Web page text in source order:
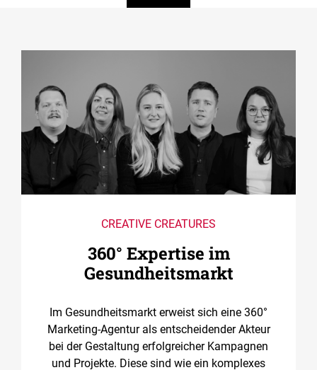
CREATIVE CREATURES
360° Expertise im
Gesundheitsmarkt
Im Gesundheitsmarkt erweist sich eine 360°
Marketing-Agentur als entscheidender Akteur
bei der Gestaltung erfolgreicher Kampagnen
und Projekte. Diese sind wie ein komplexes